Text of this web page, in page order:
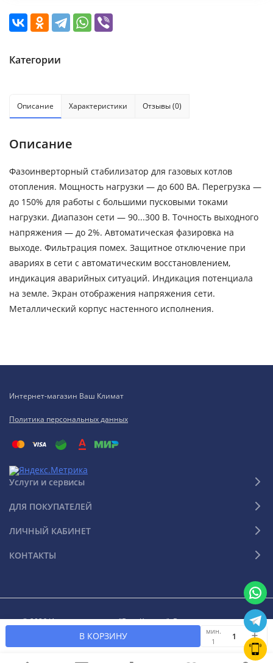
В КОРЗИНУ
мин.
1
Категории
Описание Характеристики Отзывы (0)
Описание
Фазоинверторный стабилизатор для газовых котлов
отопления. Мощность нагрузки — до 600 ВА. Перегрузка —
до 150% для работы с большими пусковыми токами
нагрузки. Диапазон сети — 90...300 В. Точность выходного
напряжения — до 2%. Автоматическая фазировка на
выходе. Фильтрация помех. Защитное отключение при
авариях в сети с автоматическим восстановлением,
индикация аварийных ситуаций. Индикация потенциала
на земле. Экран отображения напряжения сети.
Металлический корпус настенного исполнения.
Интернет-магазин Ваш Климат
Политика персональных данных
Услуги и сервисы
ДЛЯ ПОКУПАТЕЛЕЙ
ЛИЧНЫЙ КАБИНЕТ
КОНТАКТЫ
© 2026 Интернет-магазин "Ваш Климат". Все права защищены